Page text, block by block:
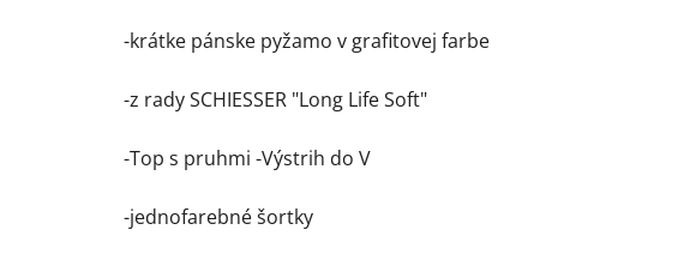
-krátke pánske pyžamo v grafitovej farbe
-z rady SCHIESSER "Long Life Soft"
-Top s pruhmi -Výstrih do V
-jednofarebné šortky